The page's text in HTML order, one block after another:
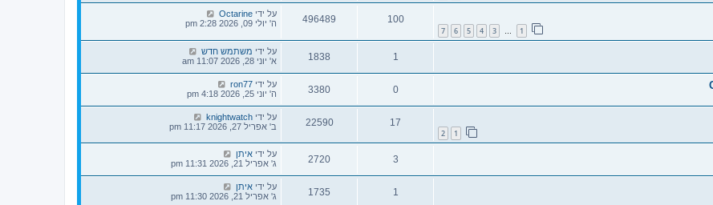
1
…
3
4
5
6
7
100
496489 על ידי Octarine
ה' יולי 09, 2026 2:28 pm
1
1838 על ידי משתמש חדש
א' יוני 28, 2026 11:07 am
0
3380 על ידי ron77
ה' יוני 25, 2026 4:18 pm
1
2
17
22590 על ידי knightwatch
ב' אפריל 27, 2026 11:17 pm
3
2720 על ידי איתן
ג' אפריל 21, 2026 11:31 pm
1
1735 על ידי איתן
ג' אפריל 21, 2026 11:30 pm